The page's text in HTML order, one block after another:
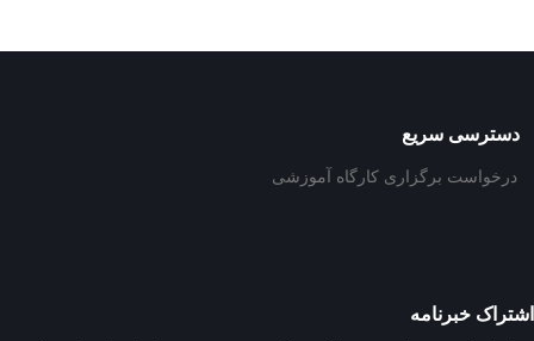
دسترسی سریع
درخواست برگزاری کارگاه آموزشی
اشتراک خبرنامه